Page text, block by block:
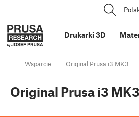
Drukarki 3D
Wsparcie Original Prusa i3 MK3
Original Prusa i3 MK3